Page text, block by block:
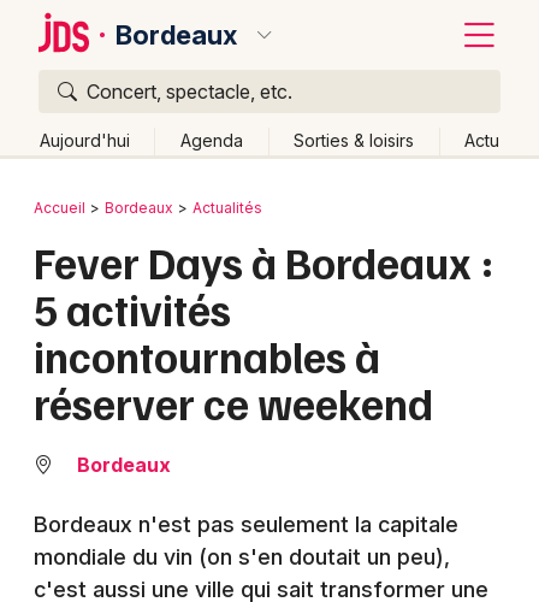
Bordeaux
Concert, spectacle, etc.
Aujourd'hui Agenda Sorties & loisirs Actu
Publier un événement
Grands événements
Activité & Expérience
Manifestations
Foires & salons
Spectacles
Bordeaux
Colmar
Lille
Lyon
Marseille
Montpellier
Retour
Accueil Bordeaux Actualités
Fever Days à Bordeaux :
5 activités
incontournables à
réserver ce weekend
Bordeaux
Bordeaux n'est pas seulement la capitale
mondiale du vin (on s'en doutait un peu),
c'est aussi une ville qui sait transformer une
Quoi ?
Où ?
Partout
Près de moi Changer de lieu
Quand ?
Aujourd'hui
Demain Ce week-end Autre